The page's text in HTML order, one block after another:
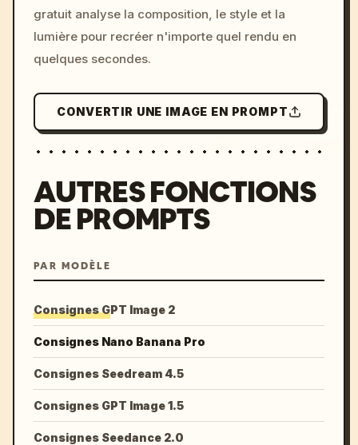
gratuit analyse la composition, le style et la
lumière pour recréer n'importe quel rendu en
quelques secondes.
CONVERTIR UNE IMAGE EN PROMPT
AUTRES FONCTIONS
DE PROMPTS
PAR MODÈLE
Consignes GPT Image 2
Consignes Nano Banana Pro
Consignes Seedream 4.5
Consignes GPT Image 1.5
Consignes Seedance 2.0